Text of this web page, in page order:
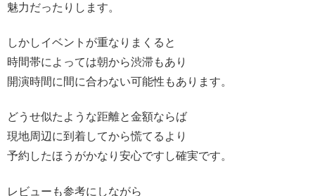
魅力だったりします。
しかしイベントが重なりまくると
時間帯によっては朝から渋滞もあり
開演時間に間に合わない可能性もあります。
どうせ似たような距離と金額ならば
現地周辺に到着してから慌てるより
予約したほうがかなり安心ですし確実です。
レビューも参考にしながら